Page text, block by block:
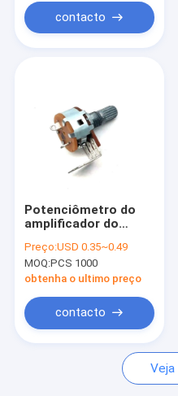
Quem Somos
Fábrica
notícias
Todos os casos
Potenciômetro do
contacto
Potenciômetro do
amplificador do
interruptor 16mm
para a caixa sadia
Preço:USD 0.35~0.49
MOQ:PCS 1000
obtenha o ultimo preço
contacto
Veja